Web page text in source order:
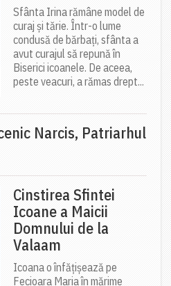
Sfânta Irina rămâne model de
curaj și tărie. Într-o lume
condusă de bărbați, sfânta a
avut curajul să repună în
Biserici icoanele. De aceea,
peste veacuri, a rămas drept...
Narcis, Patriarhul
Cinstirea Sfintei
Icoane a Maicii
Domnului de la
Valaam
Icoana o înfățișează pe
Fecioara Maria în mărime